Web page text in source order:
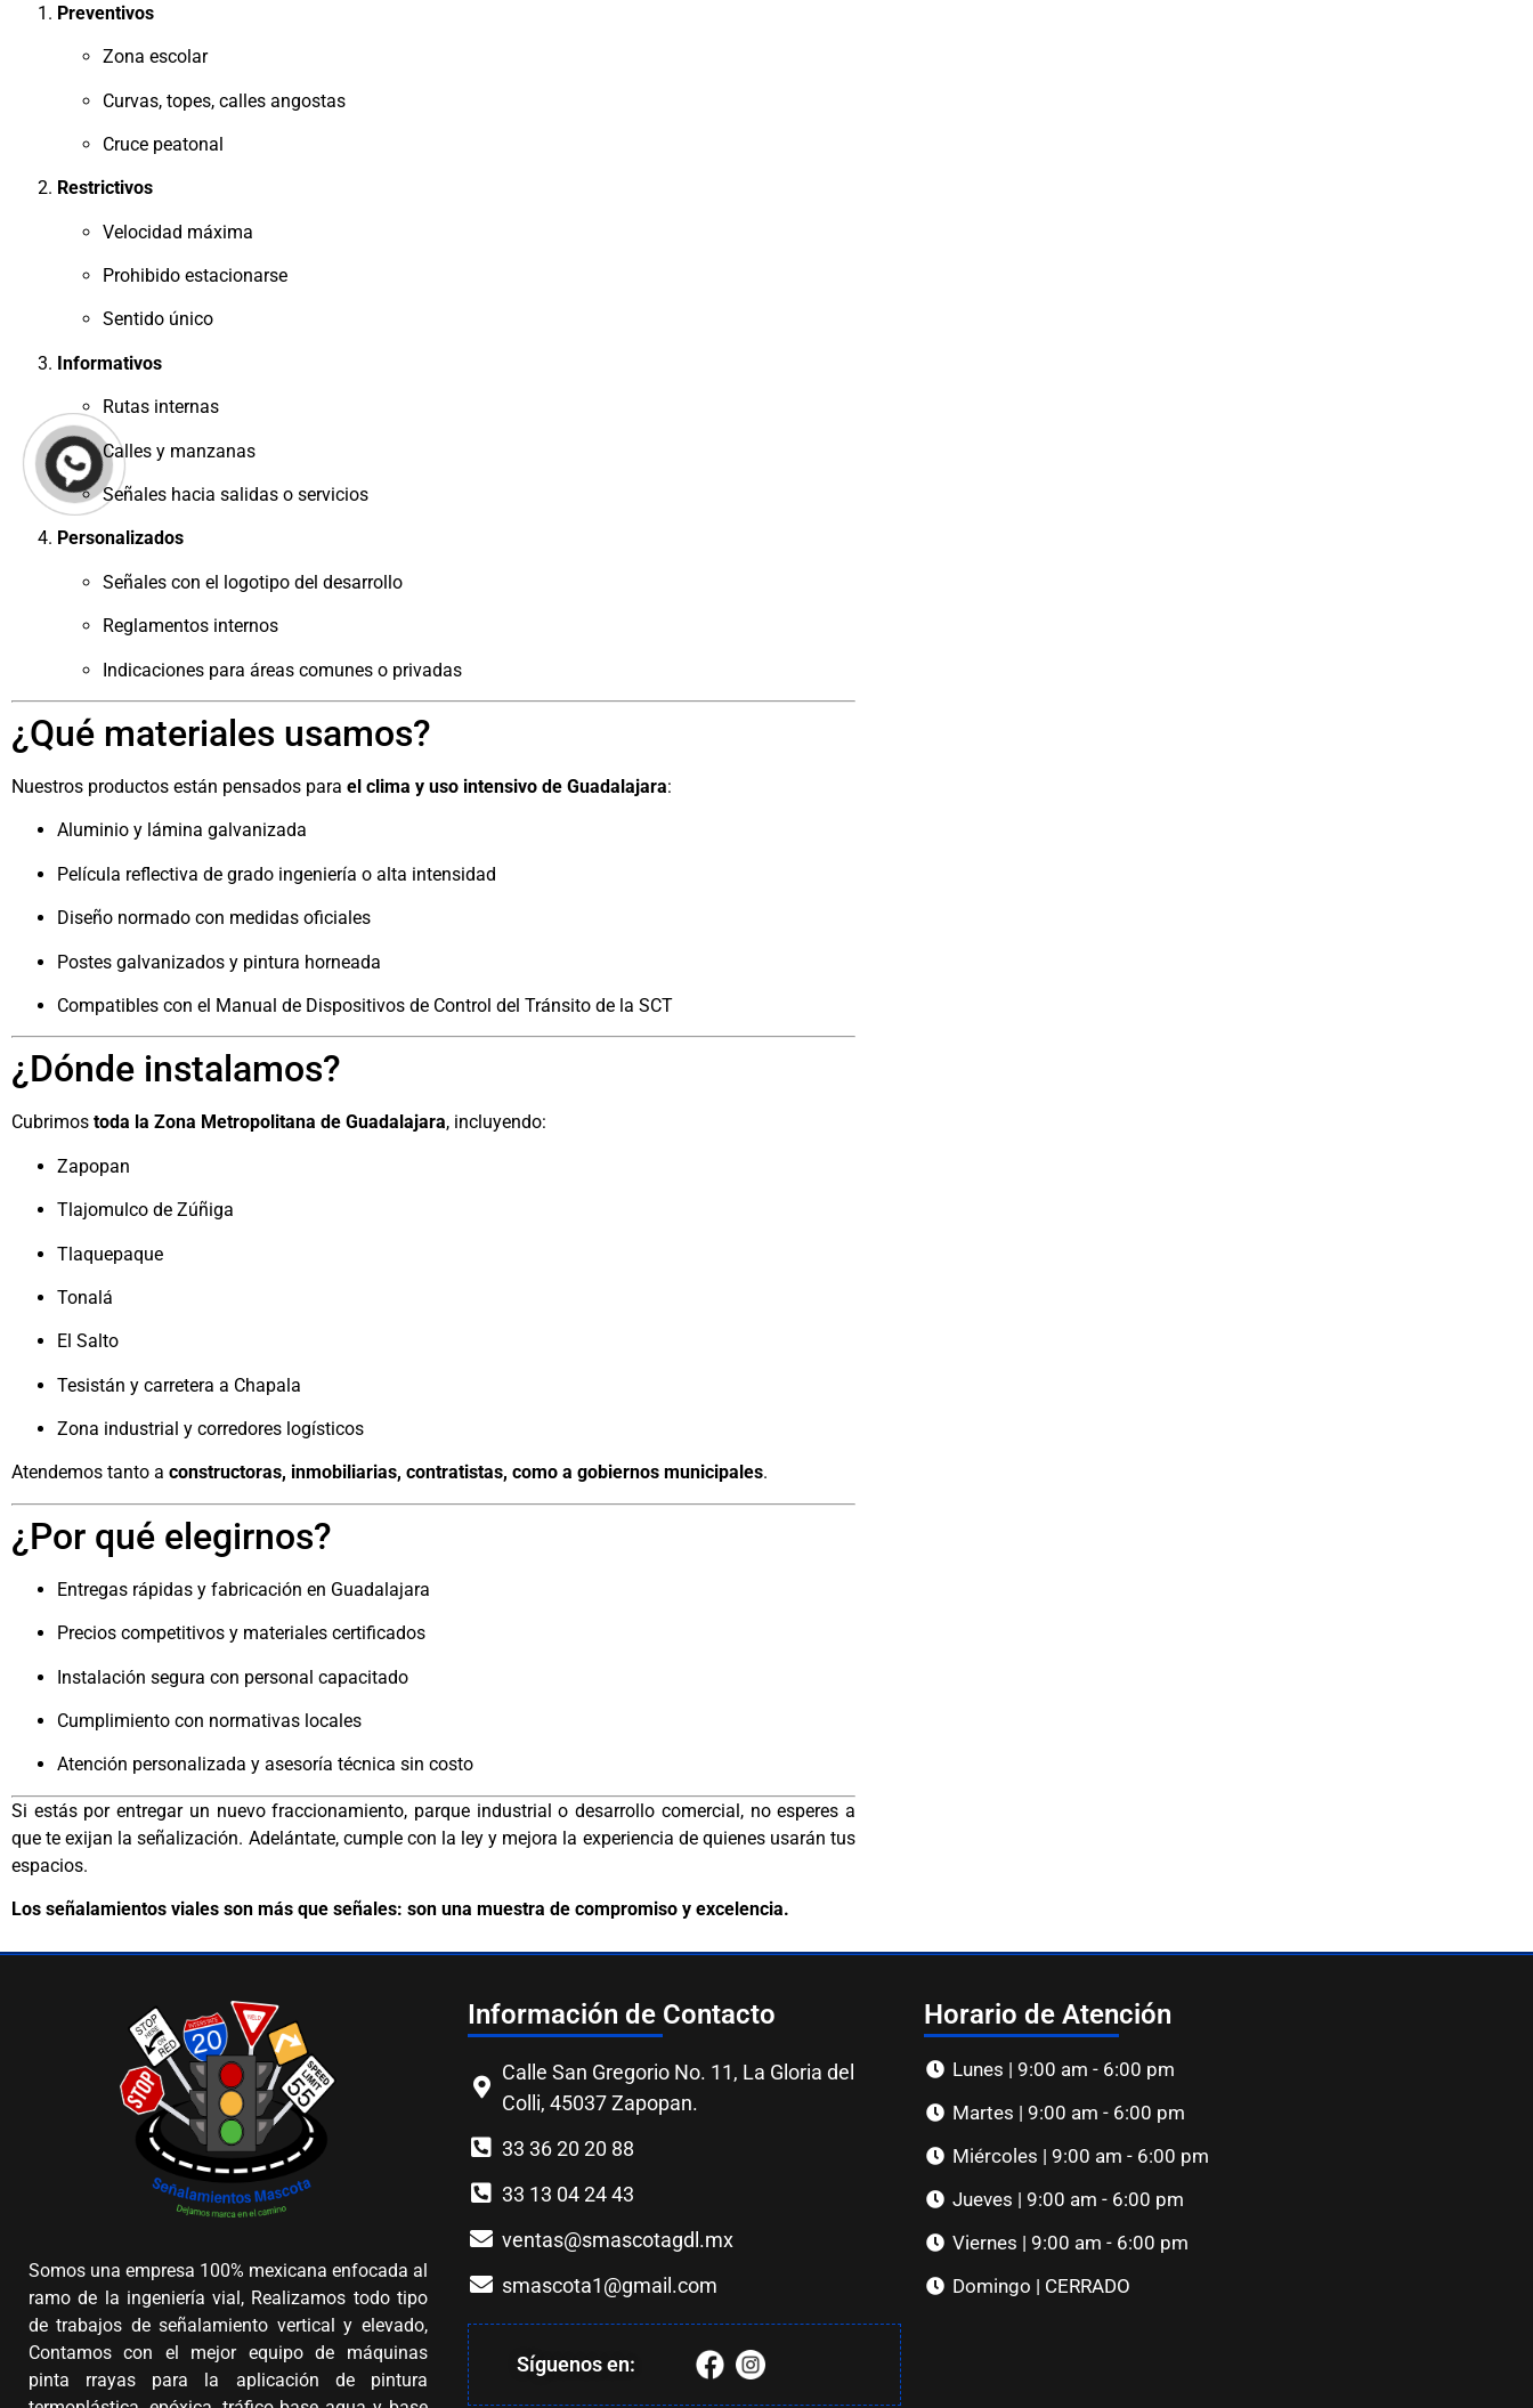
Preventivos
Zona escolar
Curvas, topes, calles angostas
Cruce peatonal
Restrictivos
Velocidad máxima
Prohibido estacionarse
Sentido único
Informativos
Rutas internas
Calles y manzanas
Señales hacia salidas o servicios
Personalizados
Señales con el logotipo del desarrollo
Reglamentos internos
Indicaciones para áreas comunes o privadas
¿Qué materiales usamos?
Nuestros productos están pensados para el clima y uso intensivo de Guadalajara:
Aluminio y lámina galvanizada
Película reflectiva de grado ingeniería o alta intensidad
Diseño normado con medidas oficiales
Postes galvanizados y pintura horneada
Compatibles con el Manual de Dispositivos de Control del Tránsito de la SCT
¿Dónde instalamos?
Cubrimos toda la Zona Metropolitana de Guadalajara, incluyendo:
Zapopan
Tlajomulco de Zúñiga
Tlaquepaque
Tonalá
El Salto
Tesistán y carretera a Chapala
Zona industrial y corredores logísticos
Atendemos tanto a constructoras, inmobiliarias, contratistas, como a gobiernos municipales.
¿Por qué elegirnos?
Entregas rápidas y fabricación en Guadalajara
Precios competitivos y materiales certificados
Instalación segura con personal capacitado
Cumplimiento con normativas locales
Atención personalizada y asesoría técnica sin costo
Si estás por entregar un nuevo fraccionamiento, parque industrial o desarrollo comercial, no esperes a
que te exijan la señalización. Adelántate, cumple con la ley y mejora la experiencia de quienes usarán tus
espacios.
Los señalamientos viales son más que señales: son una muestra de compromiso y excelencia.
Somos una empresa 100% mexicana enfocada al
ramo de la ingeniería vial, Realizamos todo tipo
de trabajos de señalamiento vertical y elevado,
Contamos con el mejor equipo de máquinas
pinta rrayas para la aplicación de pintura
Información de Contacto
Calle San Gregorio No. 11, La Gloria del
Colli, 45037 Zapopan.
33 36 20 20 88
33 13 04 24 43
ventas@smascotagdl.mx
smascota1@gmail.com
Síguenos en:
Horario de Atención
Lunes | 9:00 am - 6:00 pm
Martes | 9:00 am - 6:00 pm
Miércoles | 9:00 am - 6:00 pm
Jueves | 9:00 am - 6:00 pm
Viernes | 9:00 am - 6:00 pm
Domingo | CERRADO